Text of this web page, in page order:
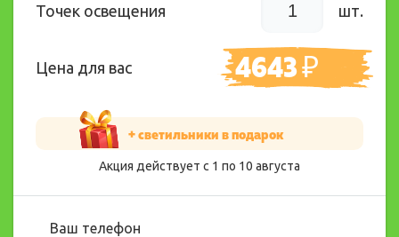
Точек освещения шт.
Цена для вас 4643₽
+ светильники в подарок
Акция действует с 1 по 10 августа
Ваш телефон